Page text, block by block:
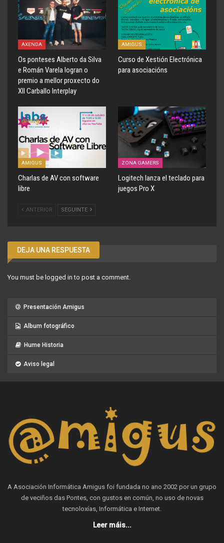
AXENDA
Os ponteses Alberto da Silva
e Román Varela logran o
premio a mellor proxecto do
XII Carballo Interplay
AMIGUS
Curso de Xestión Electrónica
para asociacións
AMIGUS
Charlas de AV con software
libre
ZONA GAMERS
Logitech lanza el teclado para
juegos Pro X
ANTERIOR SEGUINTE
DEJA UNA RESPUESTA
You must be logged in to post a comment.
Presentación Amigus
Album fotográfico
Hume Historia
Aviso legal
A Asociación Informática Amigus foi fundada no ano 2002 por un grupo
de veciños das Pontes, con gustos en común, no uso de novas
tecnoloxías, Informática e Internet.
Leer máis...